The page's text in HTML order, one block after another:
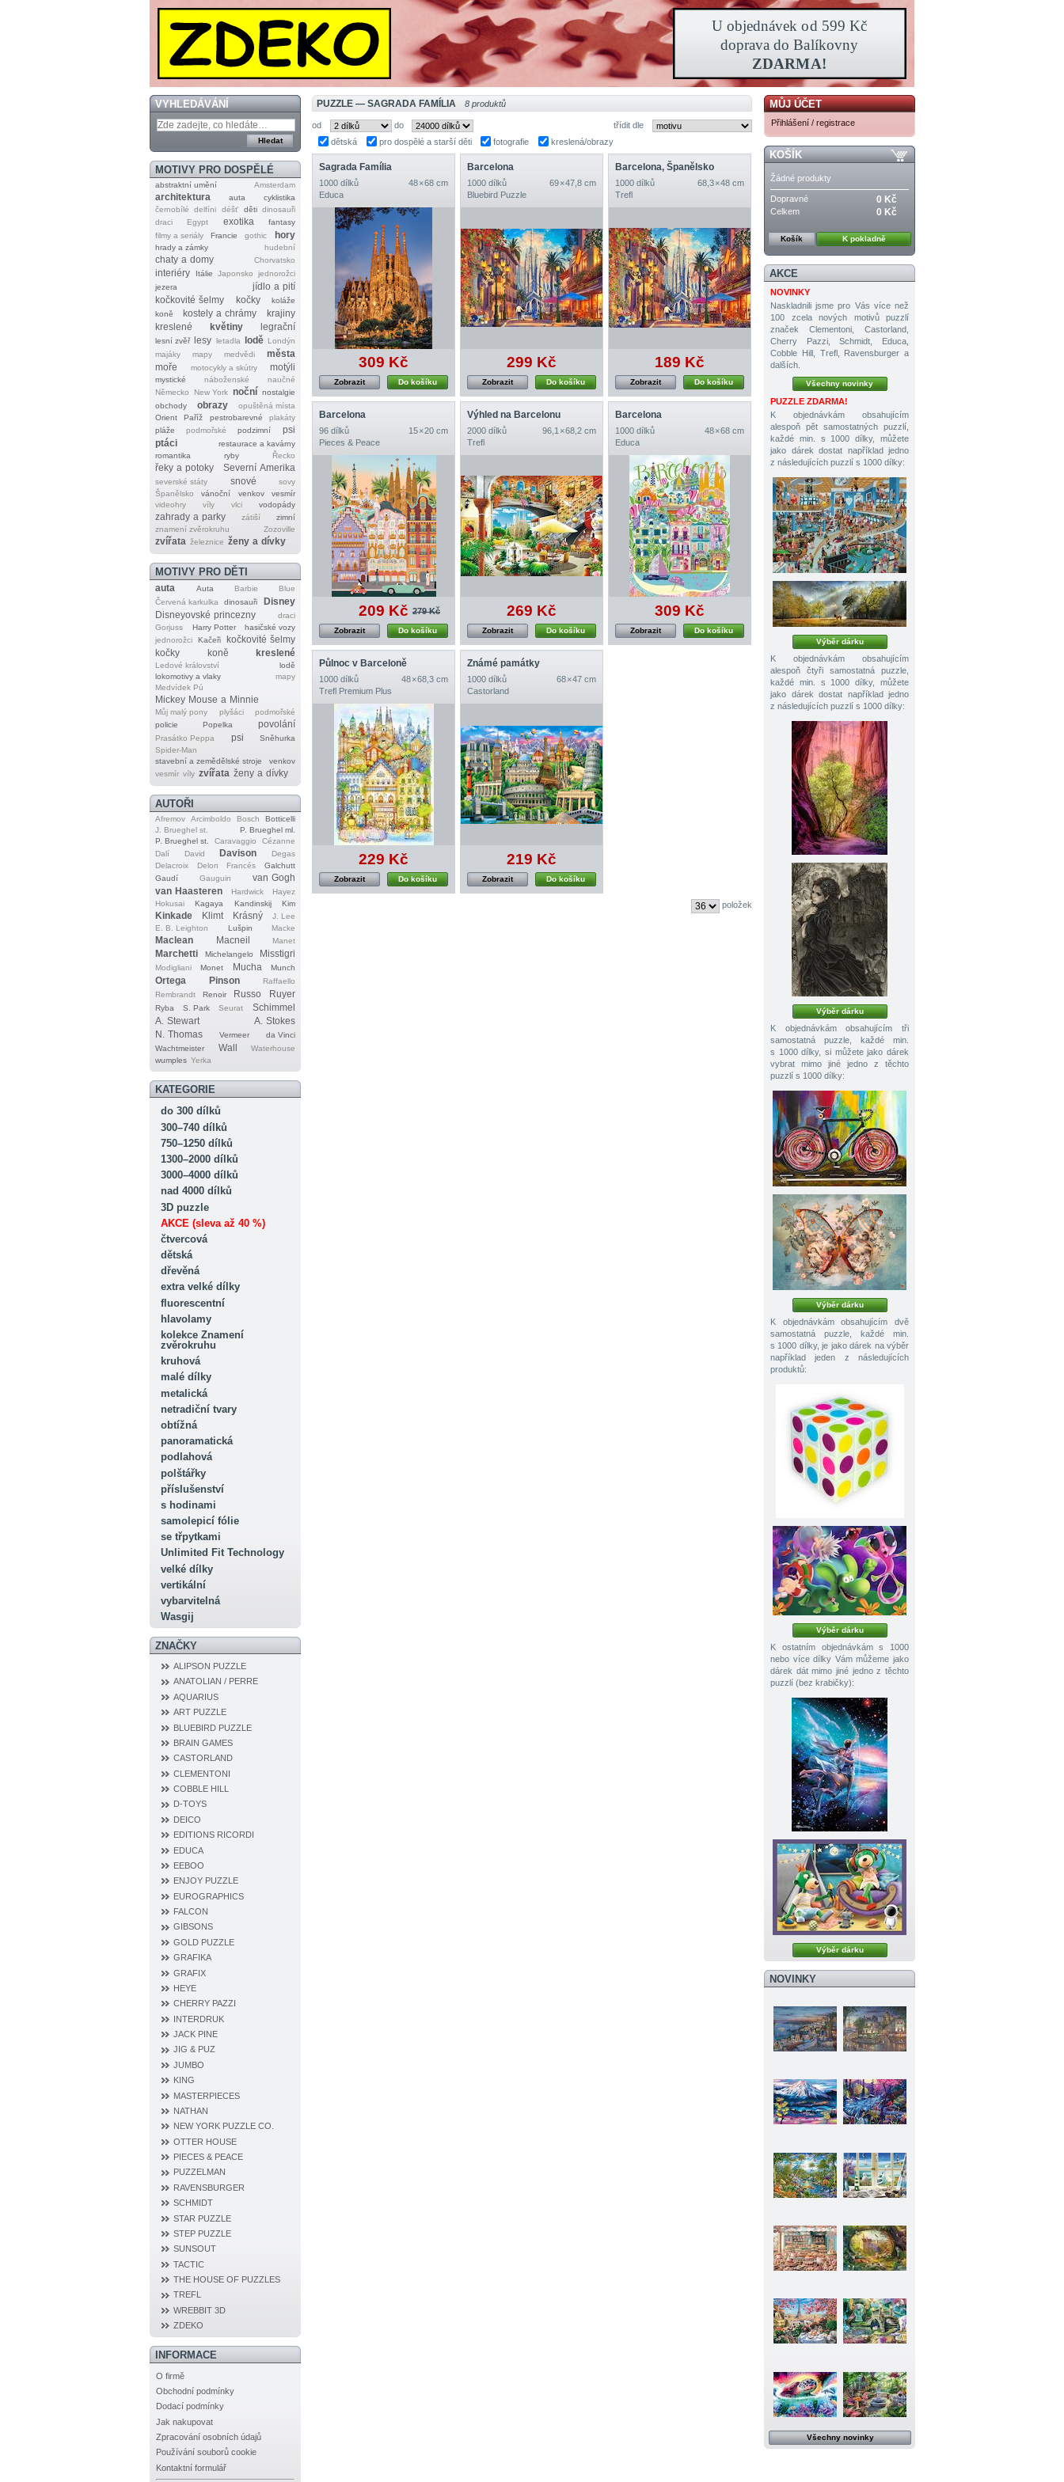
VYHLEDÁVÁNÍ
MOTIVY PRO DOSPĚLÉ
abstraktní umění Amsterdam
architektura auta
cyklistika
černobílé
delfíni déšť děti dinosauři
draci
Egypt exotika
fantasy
filmy a seriály
Francie gothic hory
hrady a zámky hudební
chaty a domy Chorvatsko
interiéry Itálie Japonsko
jednorožci
jezera
jídlo a pití
kočkovité šelmy
kočky
koláže
koně
kostely a chrámy
krajiny
kreslené
květiny legrační
lesní zvěř lesy letadla lodě Londýn
majáky
mapy medvědi
města
moře
motocykly a skútry motýli
mystické náboženské
naučné
Německo
New York noční nostalgie
obchody
obrazy
opuštěná místa
Orient
Paříž pestrobarevné
plakáty
pláže
podmořské podzimní
psi
ptáci
restaurace a kavárny
romantika
ryby Řecko
řeky a potoky Severní Amerika
severské státy snové
sovy
Španělsko
vánoční venkov
vesmír
videohry
víly vlci vodopády
zahrady a parky zátiší
zimní
znamení zvěrokruhu
Zozoville
zvířata železnice ženy a dívky
MOTIVY PRO DĚTI
auta Auta Barbie
Blue
Červená karkulka
dinosauři
Disney
Disneyovské princezny
draci
Gorjuss
Harry Potter
hasičské vozy
jednorožci
Kačeři
kočkovité šelmy
kočky
koně kreslené
Ledové království
lodě
lokomotivy a vlaky
mapy
Medvídek Pú
Mickey Mouse a Minnie
Můj malý pony plyšáci
podmořské
policie
Popelka povolání
Prasátko Peppa psi
Sněhurka
Spider‐Man
stavební a zemědělské stroje
venkov
vesmír víly zvířata ženy a dívky
AUTOŘI
Afremov Arcimboldo Bosch
Botticelli
J. Brueghel st.
P. Brueghel ml.
P. Brueghel st.
Caravaggio
Cézanne
Dalí
David Davison
Degas
Delacroix
Delon Francés
Galchutt
Gaudí
Gauguin
van Gogh
van Haasteren
Hardwick
Hayez
Hokusai
Kagaya Kandinskij Kim
Kinkade Klimt Krásný
J. Lee
E. B. Leighton
Lušpin Macke
Maclean Macneil Manet
Marchetti Michelangelo Misstigri
Modigliani Monet Mucha Munch
Ortega Pinson
Raffaello
Rembrandt
Renoir Russo Ruyer
Ryba S. Park Seurat
Schimmel
A. Stewart
A. Stokes
N. Thomas
Vermeer
da Vinci
Wachtmeister
Wall
Waterhouse
wumples Yerka
KATEGORIE
do 300 dílků
300–740 dílků
750–1250 dílků
1300–2000 dílků
3000–4000 dílků
nad 4000 dílků
3D puzzle
AKCE (sleva až 40 %)
čtvercová
dětská
dřevěná
extra velké dílky
fluorescentní
hlavolamy
kolekce Znamení
zvěrokruhu
kruhová
malé dílky
metalická
netradiční tvary
obtížná
panoramatická
podlahová
polštářky
příslušenství
s hodinami
samolepicí fólie
se třpytkami
Unlimited Fit Technology
velké dílky
vertikální
vybarvitelná
Wasgij
ZNAČKY
ALIPSON PUZZLE
ANATOLIAN / PERRE
AQUARIUS
ART PUZZLE
BLUEBIRD PUZZLE
BRAIN GAMES
CASTORLAND
CLEMENTONI
COBBLE HILL
D‐TOYS
DEICO
EDITIONS RICORDI
EDUCA
EEBOO
ENJOY PUZZLE
EUROGRAPHICS
FALCON
GIBSONS
GOLD PUZZLE
GRAFIKA
GRAFIX
HEYE
CHERRY PAZZI
INTERDRUK
JACK PINE
JIG & PUZ
JUMBO
KING
MASTERPIECES
NATHAN
NEW YORK PUZZLE CO.
OTTER HOUSE
PIECES & PEACE
PUZZELMAN
RAVENSBURGER
SCHMIDT
STAR PUZZLE
STEP PUZZLE
SUNSOUT
TACTIC
THE HOUSE OF PUZZLES
TREFL
WREBBIT 3D
ZDEKO
INFORMACE
O firmě
Obchodní podmínky
Dodací podmínky
Jak nakupovat
Zpracování osobních údajů
Používání souborů cookie
Kontaktní formulář
PUZZLE — SAGRADA FAMÍLIA 8 produktů
od do
třídit dle
dětská
pro dospělé a starší děti fotografie kreslená/obrazy
Sagrada Família
1000 dílků
48 × 68 cm
Educa
309 Kč
Do košíku
Zobrazit
Barcelona
1000 dílků
69 × 47,8 cm
Bluebird Puzzle
299 Kč
Do košíku
Zobrazit
Barcelona, Španělsko
1000 dílků
68,3 × 48 cm
Trefl
189 Kč
Do košíku
Zobrazit
Barcelona
96 dílků
15 × 20 cm
Pieces & Peace
209 Kč 279 Kč
Do košíku
Zobrazit
Výhled na Barcelonu
2000 dílků
96,1 × 68,2 cm
Trefl
269 Kč
Do košíku
Zobrazit
Barcelona
1000 dílků
48 × 68 cm
Educa
309 Kč
Do košíku
Zobrazit
Půlnoc v Barceloně
1000 dílků
48 × 68,3 cm
Trefl Premium Plus
229 Kč
Do košíku
Zobrazit
Známé památky
1000 dílků
68 × 47 cm
Castorland
219 Kč
Do košíku
Zobrazit
položek
MŮJ ÚČET
Přihlášení / registrace
KOŠÍK
Žádné produkty
Dopravné 0 Kč
Celkem 0 Kč
Košík K pokladně
AKCE
NOVINKY
Naskladnili jsme pro Vás více než
100 zcela nových motivů puzzlí
značek Clementoni, Castorland,
Cherry Pazzi, Schmidt, Educa,
Cobble Hill, Trefl, Ravensburger a
dalších.
Všechny novinky
PUZZLE ZDARMA!
K objednávkám obsahujícím
alespoň pět samostatných puzzlí,
každé min. s 1000 dílky, můžete
jako dárek dostat například jedno
z následujících puzzlí s 1000 dílky:
Výběr dárku
K objednávkám obsahujícím
alespoň čtyři samostatná puzzle,
každé min. s 1000 dílky, můžete
jako dárek dostat například jedno
z následujících puzzlí s 1000 dílky:
Výběr dárku
K objednávkám obsahujícím tři
samostatná puzzle, každé min.
s 1000 dílky, si můžete jako dárek
vybrat mimo jiné jedno z těchto
puzzlí s 1000 dílky:
Výběr dárku
K objednávkám obsahujícím dvě
samostatná puzzle, každé min.
s 1000 dílky, je jako dárek na výběr
například jeden z následujících
produktů:
Výběr dárku
K ostatním objednávkám s 1000
nebo více dílky Vám můžeme jako
dárek dát mimo jiné jedno z těchto
puzzlí (bez krabičky):
Výběr dárku
NOVINKY
Všechny novinky